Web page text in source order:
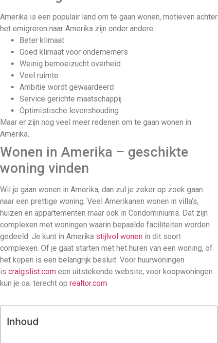
Amerika is een populair land om te gaan wonen, motieven achter
het emigreren naar Amerika zijn onder andere:
Beter klimaat
Goed klimaat voor ondernemers
Weinig bemoeizucht overheid
Veel ruimte
Ambitie wordt gewaardeerd
Service gerichte maatschappij
Optimistische levenshouding
Maar er zijn nog veel meer redenen om te gaan wonen in
Amerika.
Wonen in Amerika – geschikte
woning vinden
Wil je gaan wonen in Amerika, dan zul je zeker op zoek gaan
naar een prettige woning. Veel Amerikanen wonen in villa’s,
huizen en appartementen maar ook in Condominiums. Dat zijn
complexen met woningen waarin bepaalde faciliteiten worden
gedeeld. Je kunt in Amerika stijlvol wonen in dit soort
complexen. Of je gaat starten met het huren van een woning, of
het kopen is een belangrijk besluit. Voor huurwoningen
is craigslist.com een uitstekende website, voor koopwoningen
kun je oa. terecht op realtor.com
Inhoud